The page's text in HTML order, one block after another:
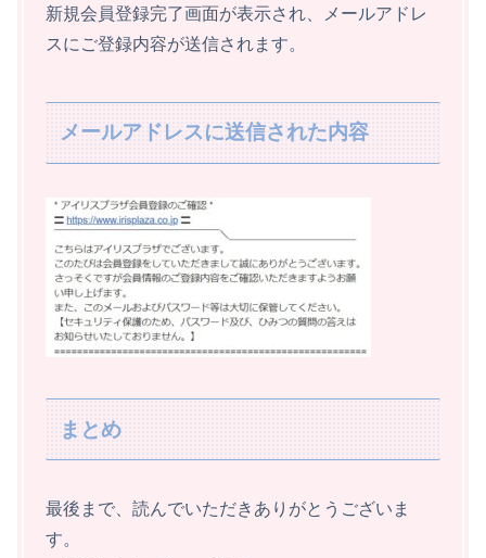
新規会員登録完了画面が表示され、メールアドレ
スにご登録内容が送信されます。
メールアドレスに送信された内容
まとめ
最後まで、読んでいただきありがとうございま
す。